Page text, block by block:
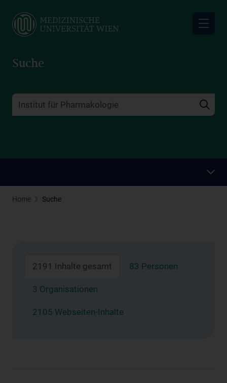
main
Suche
Home Suche
2191 Inhalte gesamt 83 Personen
3 Organisationen
2105 Webseiten-Inhalte